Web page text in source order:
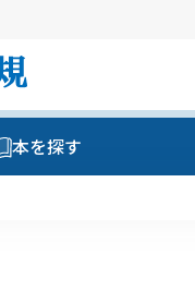
本を探す